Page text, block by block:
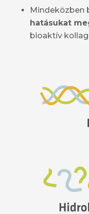
Mindeközben
hatásukat
bioaktív